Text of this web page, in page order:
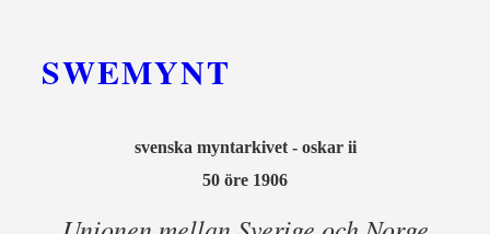
SWEMYNT
svenska myntarkivet - oskar ii
50 öre 1906